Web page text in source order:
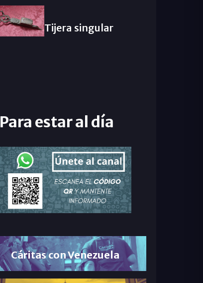
Tijera singular
Para estar al día
Cáritas con Venezuela